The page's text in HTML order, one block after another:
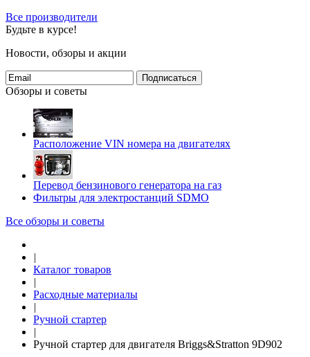
Все производители
Будьте в курсе!
Новости, обзоры и акции
Подписаться
Обзоры и советы
Расположение VIN номера на двигателях
Перевод бензинового генератора на газ
Фильтры для электростанций SDMO
Все обзоры и советы
|
Каталог товаров
|
Расходные материалы
|
Ручной стартер
|
Ручной стартер для двигателя Briggs&Stratton 9D902